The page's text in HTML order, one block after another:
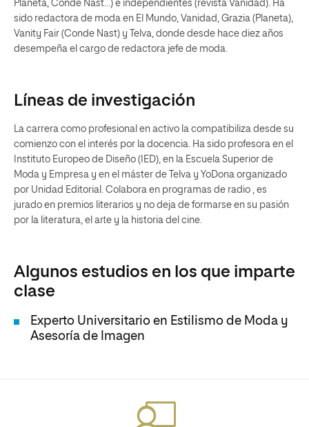
Planeta, Conde Nast...) e independientes (revista Vanidad). Ha
sido redactora de moda en El Mundo, Vanidad, Grazia (Planeta),
Vanity Fair (Conde Nast) y Telva, donde desde hace diez años
desempeña el cargo de redactora jefe de moda.
Líneas de investigación
La carrera como profesional en activo la compatibiliza desde su
comienzo con el interés por la docencia. Ha sido profesora en el
Instituto Europeo de Diseño (IED), en la Escuela Superior de
Moda y Empresa y en el máster de Telva y YoDona organizado
por Unidad Editorial. Colabora en programas de radio , es
jurado en premios literarios y no deja de formarse en su pasión
por la literatura, el arte y la historia del cine.
Algunos estudios en los que imparte
clase
Experto Universitario en Estilismo de Moda y
Asesoría de Imagen